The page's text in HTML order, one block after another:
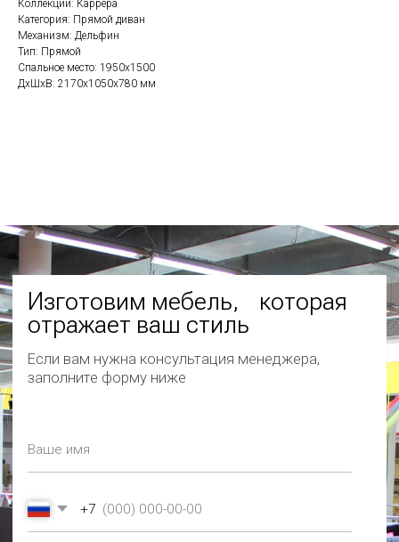
Коллекции: Каррера
Категория: Прямой диван
Механизм: Дельфин
Тип: Прямой
Спальное место: 1950x1500
ДxШxВ: 2170x1050x780 мм
+7